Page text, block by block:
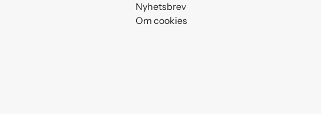
Nyhetsbrev
Om cookies